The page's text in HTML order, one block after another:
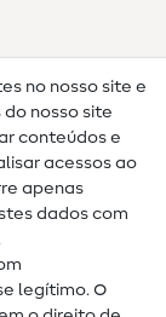
no nosso site e
nosso site
conteúdos e
acessos ao
apenas
dados com
legítimo. O